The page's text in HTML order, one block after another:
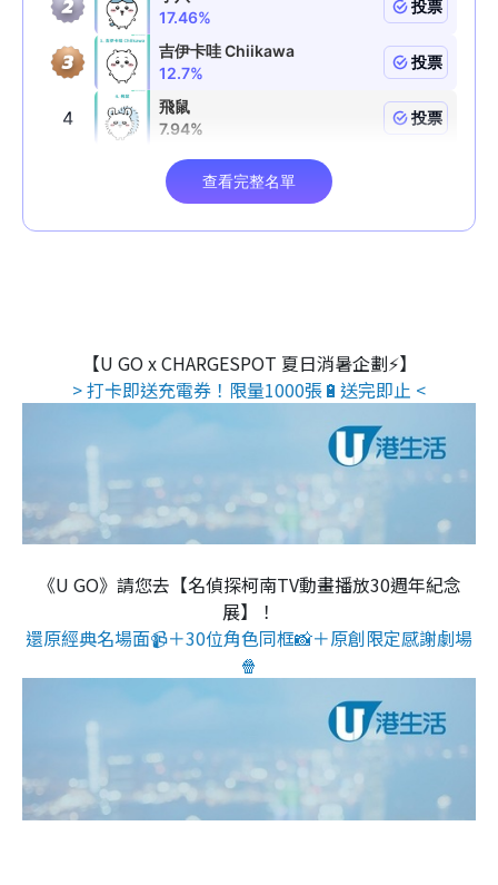
【U GO x CHARGESPOT 夏日消暑企劃⚡】
> 打卡即送充電券！限量1000張🔋送完即止 <
《U GO》請您去【名偵探柯南TV動畫播放30週年紀念
展】！
還原經典名場面📹＋30位角色同框📸＋原創限定感謝劇場
🍿